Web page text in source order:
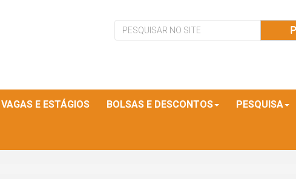
VAGAS E ESTÁGIOS BOLSAS E DESCONTOS PESQUISA